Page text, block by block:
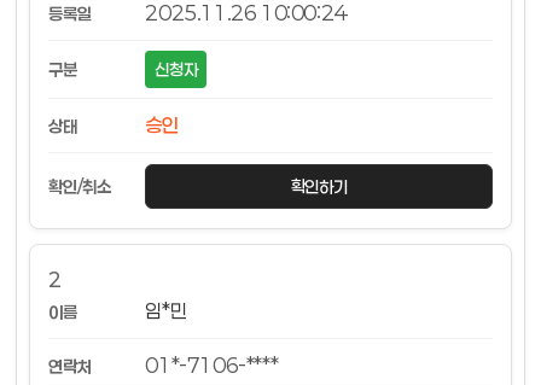
2025.11.26 10:00:24
신청자
승인
확인하기
2
임*민
01*-7106-****